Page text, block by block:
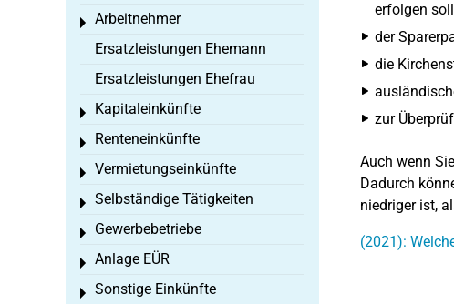
erfolgen
der
die
zur
Auch wenn
Dadurch
niedriger ist,
(2021):
Arbeitnehmer
Toggle menu
Ersatzleistungen Ehemann
Ersatzleistungen Ehefrau
Kapitaleinkünfte
Toggle menu
Renteneinkünfte
Toggle menu
Vermietungseinkünfte
Toggle menu
Selbständige Tätigkeiten
Toggle menu
Gewerbebetriebe
Toggle menu
Anlage EÜR
Toggle menu
Sonstige Einkünfte
Toggle menu